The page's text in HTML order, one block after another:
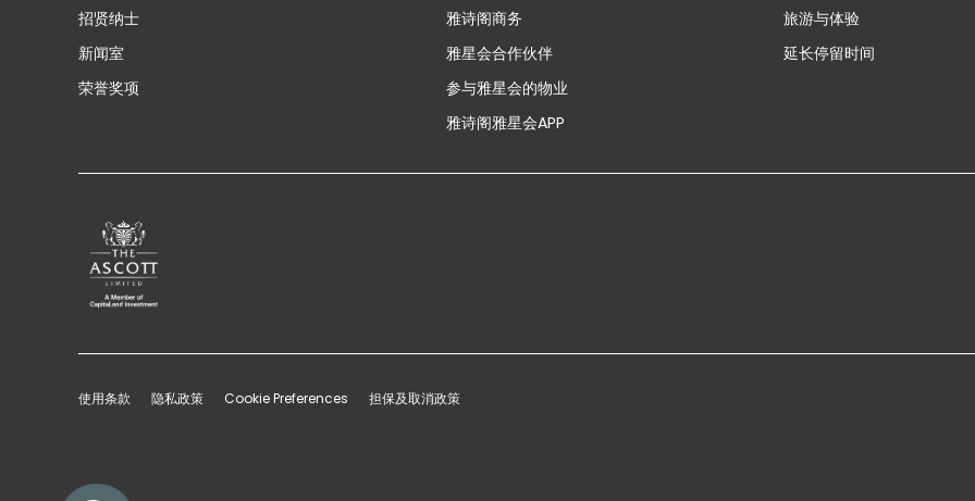
招贤纳士
新闻室
荣誉奖项
雅诗阁商务
雅星会合作伙伴
参与雅星会的物业
雅诗阁雅星会APP
旅游与体验
延长停留时间
使用条款 隐私政策 Cookie Preferences 担保及取消政策